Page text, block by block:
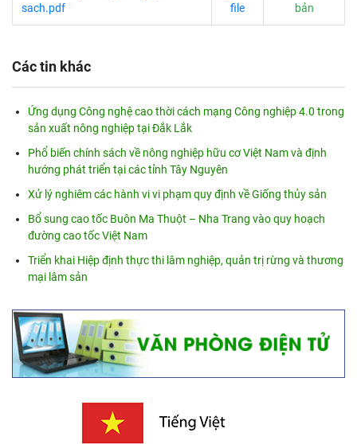
sach.pdf
file
bản
Các tin khác
Ứng dụng Công nghệ cao thời cách mạng Công nghiệp 4.0 trong
sản xuất nông nghiệp tại Đắk Lắk
Phổ biến chính sách về nông nghiệp hữu cơ Việt Nam và định
hướng phát triển tại các tỉnh Tây Nguyên
Xử lý nghiêm các hành vi vi phạm quy định về Giống thủy sản
Bổ sung cao tốc Buôn Ma Thuột – Nha Trang vào quy hoạch
đường cao tốc Việt Nam
Triển khai Hiệp định thực thi lâm nghiệp, quản trị rừng và thương
mại lâm sản